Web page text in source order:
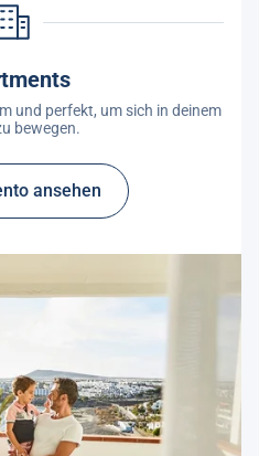
und perfekt, um sich in deinem
bewegen.
ansehen